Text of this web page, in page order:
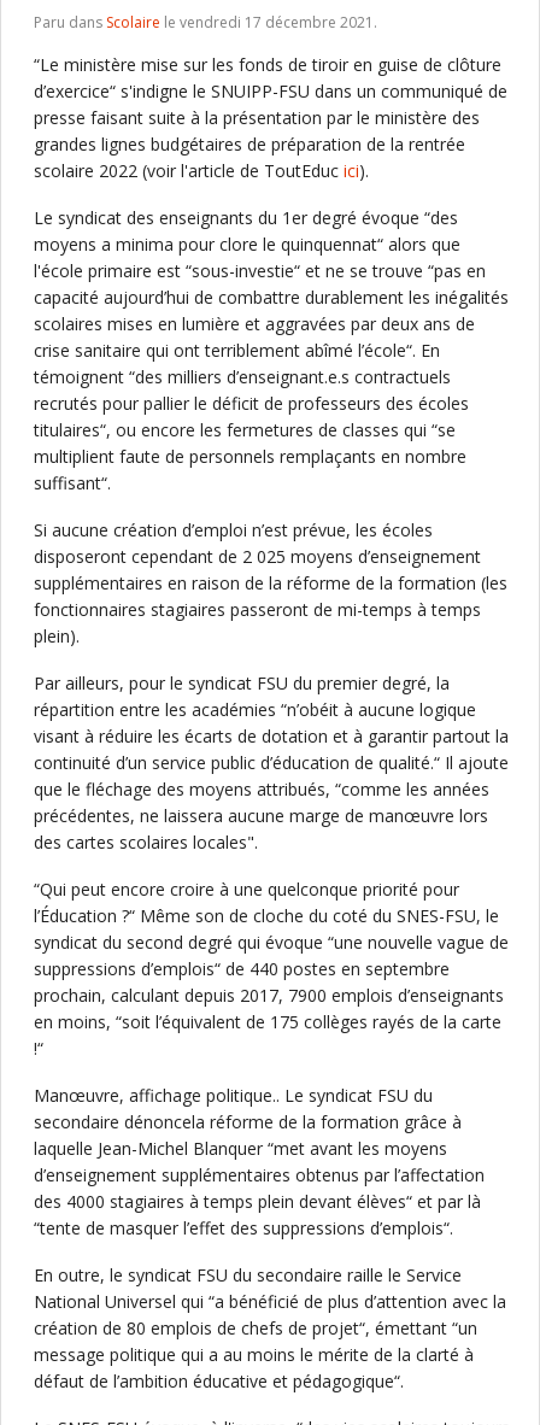
Paru dans Scolaire le vendredi 17 décembre 2021.
“Le ministère mise sur les fonds de tiroir en guise de clôture
d’exercice“ s'indigne le SNUIPP-FSU dans un communiqué de
presse faisant suite à la présentation par le ministère des
grandes lignes budgétaires de préparation de la rentrée
scolaire 2022 (voir l'article de ToutEduc ici).
Le syndicat des enseignants du 1er degré évoque “des
moyens a minima pour clore le quinquennat“ alors que
l'école primaire est “sous-investie“ et ne se trouve “pas en
capacité aujourd’hui de combattre durablement les inégalités
scolaires mises en lumière et aggravées par deux ans de
crise sanitaire qui ont terriblement abîmé l’école“. En
témoignent “des milliers d’enseignant.e.s contractuels
recrutés pour pallier le déficit de professeurs des écoles
titulaires“, ou encore les fermetures de classes qui “se
multiplient faute de personnels remplaçants en nombre
suffisant“.
Si aucune création d’emploi n’est prévue, les écoles
disposeront cependant de 2 025 moyens d’enseignement
supplémentaires en raison de la réforme de la formation (les
fonctionnaires stagiaires passeront de mi-temps à temps
plein).
Par ailleurs, pour le syndicat FSU du premier degré, la
répartition entre les académies “n’obéit à aucune logique
visant à réduire les écarts de dotation et à garantir partout la
continuité d’un service public d’éducation de qualité.“ Il ajoute
que le fléchage des moyens attribués, “comme les années
précédentes, ne laissera aucune marge de manœuvre lors
des cartes scolaires locales".
“Qui peut encore croire à une quelconque priorité pour
l’Éducation ?“ Même son de cloche du coté du SNES-FSU, le
syndicat du second degré qui évoque “une nouvelle vague de
suppressions d’emplois“ de 440 postes en septembre
prochain, calculant depuis 2017, 7900 emplois d’enseignants
en moins, “soit l’équivalent de 175 collèges rayés de la carte
!“
Manœuvre, affichage politique.. Le syndicat FSU du
secondaire dénoncela réforme de la formation grâce à
laquelle Jean-Michel Blanquer “met avant les moyens
d’enseignement supplémentaires obtenus par l’affectation
des 4000 stagiaires à temps plein devant élèves“ et par là
“tente de masquer l’effet des suppressions d’emplois“.
En outre, le syndicat FSU du secondaire raille le Service
National Universel qui “a bénéficié de plus d’attention avec la
création de 80 emplois de chefs de projet“, émettant “un
message politique qui a au moins le mérite de la clarté à
défaut de l’ambition éducative et pédagogique“.